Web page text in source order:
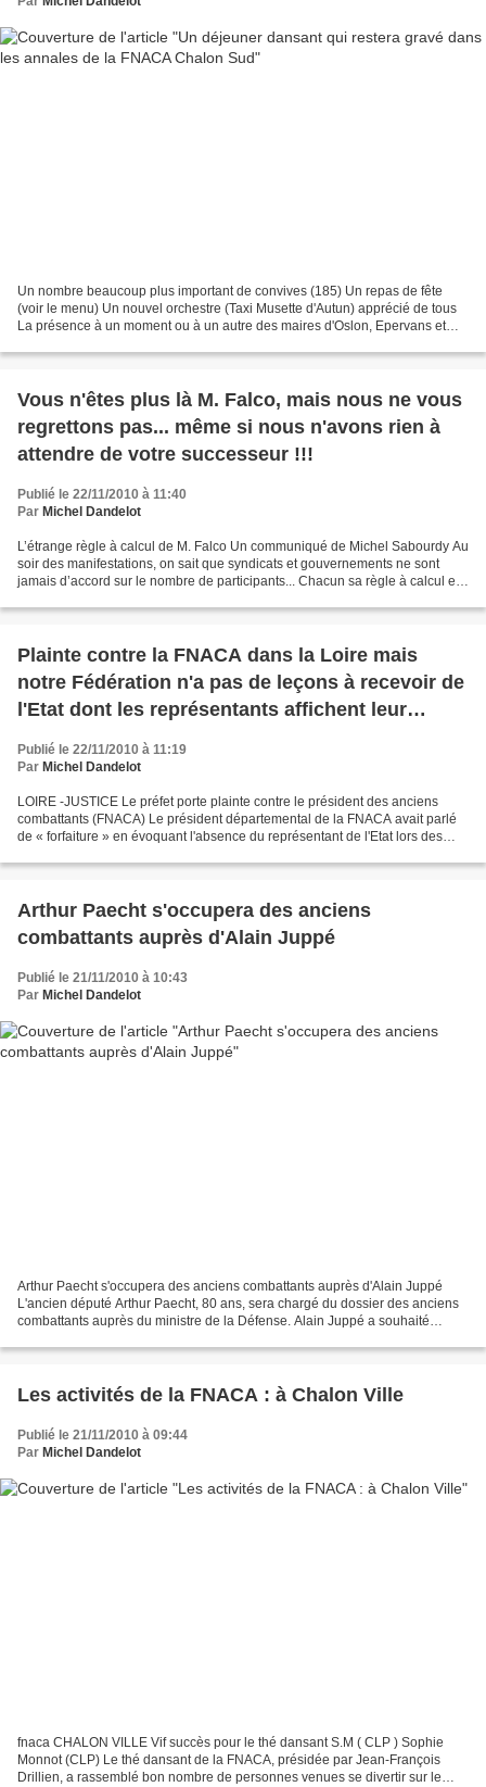
Un nombre beaucoup plus important de convives (185) Un repas de fête
(voir le menu) Un nouvel orchestre (Taxi Musette d'Autun) apprécié de tous
La présence à un moment ou à un autre des maires d'Oslon, Epervans et
Vous n'êtes plus là M. Falco, mais nous ne vous
regrettons pas... même si nous n'avons rien à
attendre de votre successeur !!!
Publié le 22/11/2010 à 11:40
Par Michel Dandelot
L’étrange règle à calcul de M. Falco Un communiqué de Michel Sabourdy Au
soir des manifestations, on sait que syndicats et gouvernements ne sont
jamais d’accord sur le nombre de participants... Chacun sa règle à calcul et
Plainte contre la FNACA dans la Loire mais
notre Fédération n'a pas de leçons à recevoir de
l'Etat dont les représentants affichent leur
complaisance à l'égard de l'OAS
Publié le 22/11/2010 à 11:19
Par Michel Dandelot
LOIRE -JUSTICE Le préfet porte plainte contre le président des anciens
combattants (FNACA) Le président départemental de la FNACA avait parlé
de « forfaiture » en évoquant l'absence du représentant de l'Etat lors des
Arthur Paecht s'occupera des anciens
combattants auprès d'Alain Juppé
Publié le 21/11/2010 à 10:43
Par Michel Dandelot
Arthur Paecht s'occupera des anciens combattants auprès d'Alain Juppé
L'ancien député Arthur Paecht, 80 ans, sera chargé du dossier des anciens
combattants auprès du ministre de la Défense. Alain Juppé a souhaité
Les activités de la FNACA : à Chalon Ville
Publié le 21/11/2010 à 09:44
Par Michel Dandelot
fnaca CHALON VILLE Vif succès pour le thé dansant S.M ( CLP ) Sophie
Monnot (CLP) Le thé dansant de la FNACA, présidée par Jean-François
Drillien, a rassemblé bon nombre de personnes venues se divertir sur le